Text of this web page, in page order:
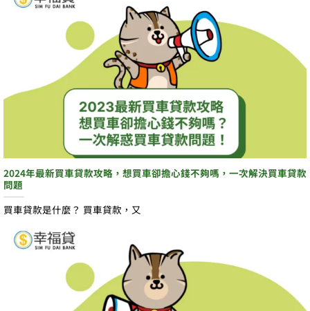
2024年最新買車貸款攻略，想買車卻擔心錢不夠嗎，一次解決買車貸款
問題
買車貸款是什麼？ 買車貸款，又